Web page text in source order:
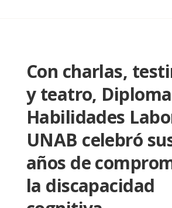
Con charlas,
y teatro,
Habilidades
UNAB celebró
años de
la discapacidad